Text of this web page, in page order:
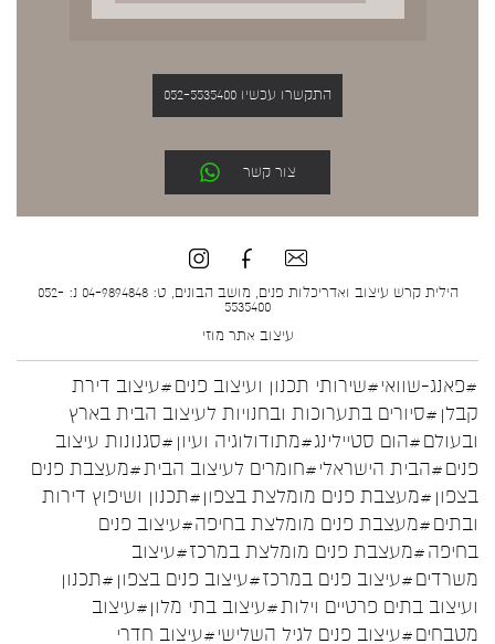
התקשרו עכשיו 052-5535400
צור קשר
הילית קרש עיצוב ואדריכלות פנים, מושב הבונים, ט: 04-9894848 נ: 052-
5535400
עיצוב אתר מוזי
#פאנג-שוואי#שירותי תכנון ועיצוב פנים#עיצוב דירת
קבלן #סיורים בתערוכות ובחנויות לעיצוב הבית בארץ
ובעולם#הום סטיילינג#מתודולוגיה ועיון #סגנונות עיצוב
פנים#הבית הישראלי#חומרים לעיצוב הבית#מעצבת פנים
בצפון #מעצבת פנים מומלצת בצפון#תכנון ושיפוץ דירות
ובתים#מעצבת פנים מומלצת בחיפה#עיצוב פנים
בחיפה#מעצבת פנים מומלצת במרכז#עיצוב
משרדים#עיצוב פנים במרכז#עיצוב פנים בצפון #תכנון
ועיצוב בתים פרטיים וילות#עיצוב בתי מלון#עיצוב
מטבחים#עיצוב פנים לגיל השלישי#עיצוב חדרי